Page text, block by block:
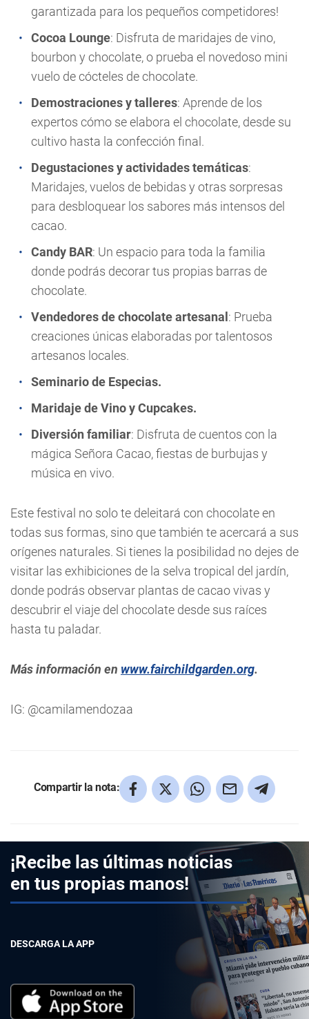
garantizada para los pequeños competidores!
Cocoa Lounge: Disfruta de maridajes de vino,
bourbon y chocolate, o prueba el novedoso mini
vuelo de cócteles de chocolate.
Demostraciones y talleres: Aprende de los
expertos cómo se elabora el chocolate, desde su
cultivo hasta la confección final.
Degustaciones y actividades temáticas:
Maridajes, vuelos de bebidas y otras sorpresas
para desbloquear los sabores más intensos del
cacao.
Candy BAR: Un espacio para toda la familia
donde podrás decorar tus propias barras de
chocolate.
Vendedores de chocolate artesanal : Prueba
creaciones únicas elaboradas por talentosos
artesanos locales.
Seminario de Especias.
Maridaje de Vino y Cupcakes.
Diversión familiar: Disfruta de cuentos con la
mágica Señora Cacao, fiestas de burbujas y
música en vivo.
Este festival no solo te deleitará con chocolate en
todas sus formas, sino que también te acercará a sus
orígenes naturales. Si tienes la posibilidad no dejes de
visitar las exhibiciones de la selva tropical del jardín,
donde podrás observar plantas de cacao vivas y
descubrir el viaje del chocolate desde sus raíces
hasta tu paladar.
Más información en www.fairchildgarden.org.
IG: @camilamendozaa
Compartir la nota:
¡Recibe las últimas noticias
en tus propias manos!
DESCARGA LA APP